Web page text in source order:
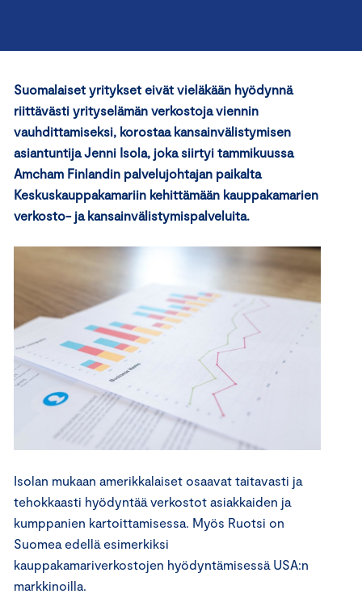
Suomalaiset yritykset eivät vieläkään hyödynnä
riittävästi yrityselämän verkostoja viennin
vauhdittamiseksi, korostaa kansainvälistymisen
asiantuntija Jenni Isola, joka siirtyi tammikuussa
Amcham Finlandin palvelujohtajan paikalta
Keskuskauppakamariin kehittämään kauppakamarien
verkosto- ja kansainvälistymispalveluita.
Isolan mukaan amerikkalaiset osaavat taitavasti ja
tehokkaasti hyödyntää verkostot asiakkaiden ja
kumppanien kartoittamisessa. Myös Ruotsi on
Suomea edellä esimerkiksi
kauppakamariverkostojen hyödyntämisessä USA:n
markkinoilla.